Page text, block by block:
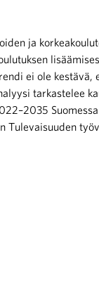
ja
ei ole kestävä,
tarkastelee
Tulevaisuuden